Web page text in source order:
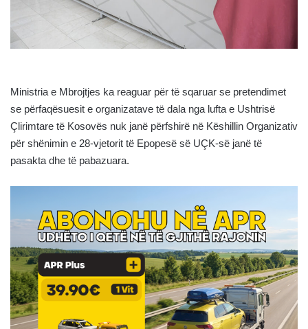
Ministria e Mbrojtjes ka reaguar për të sqaruar se pretendimet
se përfaqësuesit e organizatave të dala nga lufta e Ushtrisë
Çlirimtare të Kosovës nuk janë përfshirë në Këshillin Organizativ
për shënimin e 28-vjetorit të Epopesë së UÇK-së janë të
pasakta dhe të pabazuara.